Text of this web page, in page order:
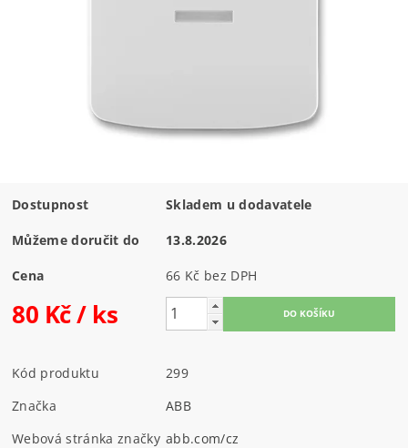
Dostupnost Skladem u dodavatele
Můžeme doručit do 13.8.2026
Cena 66 Kč bez DPH
80 Kč/ ks
Kód produktu
299
Značka
ABB
Webová stránka značky abb.com/cz